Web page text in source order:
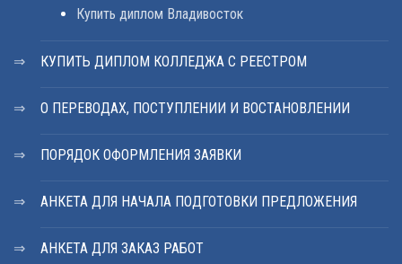
Купить диплом Владивосток
КУПИТЬ ДИПЛОМ КОЛЛЕДЖА С РЕЕСТРОМ
О ПЕРЕВОДАХ, ПОСТУПЛЕНИИ И ВОСТАНОВЛЕНИИ
ПОРЯДОК ОФОРМЛЕНИЯ ЗАЯВКИ
АНКЕТА ДЛЯ НАЧАЛА ПОДГОТОВКИ ПРЕДЛОЖЕНИЯ
АНКЕТА ДЛЯ ЗАКАЗ РАБОТ